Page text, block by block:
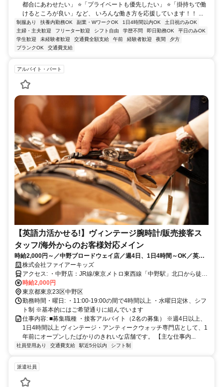
都合にあわせたい」 ⭐「プライベートも優先したい」 ⭐「掛持ちで働
けるところが良い」など、 いろんな働き方を応援しています！！ ...
制服あり 扶養内勤務OK 副業・WワークOK 1日4時間以内OK
土日祝のみOK
主婦・主夫歓迎
フリーター歓迎 シフト自由 学歴不問 即日勤務OK
平日のみOK
学生歓迎
未経験者歓迎 交通費全額支給 午前 経験者歓迎 夜間
夕方
ブランクOK
交通費支給
アルバイト・パート
【英語力活かせる!】ヴィンテージ腕時計/販売接客ス
タッフ/海外からのお客様対応メイン
時給2,000円～／中野ブロードウェイ店／週4日、1日4時間～OK／英語
力を活用したいor鍛えたい方歓迎！/好きなファッションで働ける職場
株式会社ファイアーキッズ
アクセス: ・中野店：JR線/東京メトロ東西線「中野駅」北口から徒歩
5分
時給2,000円
東京都東京23区中野区
勤務時間・曜日: ・11:00-19:00の間で4時間以上 ・水曜日定休、シフ
ト制 ※基本的にはご希望通りに組んでいます
仕事内容: ■募集職種 ・接客アルバイト（2名の募集） ※週4日以上、
1日4時間以上 ヴィンテージ・アンティークウォッチ専門店として、1
年前にオープンしたばかりのきれいな店舗です。 【主な仕事内...
社員登用あり 交通費支給 駅近5分以内 シフト制
派遣社員